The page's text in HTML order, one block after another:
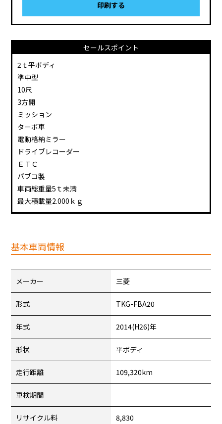
印刷する
セールスポイント
2ｔ平ボディ
準中型
10尺
3方開
ミッション
ターボ車
電動格納ミラー
ドライブレコーダー
ＥＴＣ
パブコ製
車両総重量5ｔ未満
最大積載量2.000ｋｇ
基本車両情報
メーカー 三菱
形式 TKG-FBA20
年式 2014(H26)年
形状 平ボディ
走行距離 109,320km
車検期間
リサイクル料 8,830